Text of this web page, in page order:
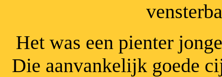
Het was een pienter
Die aanvankelijk goede